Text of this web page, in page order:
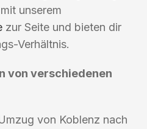
unserem
zur Seite und bieten dir
Verhältnis.
von verschiedenen
von Koblenz nach